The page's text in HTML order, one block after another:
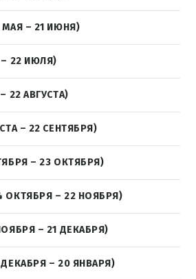
– 21 ИЮНЯ)
22 ИЮЛЯ)
22 АВГУСТА)
– 22 СЕНТЯБРЯ)
– 23 ОКТЯБРЯ)
ОКТЯБРЯ – 22 НОЯБРЯ)
– 21 ДЕКАБРЯ)
– 20 ЯНВАРЯ)